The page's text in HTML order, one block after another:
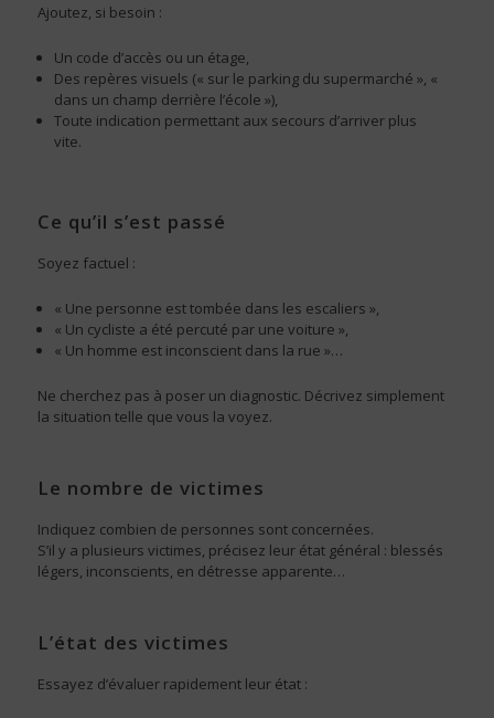
Ajoutez, si besoin :
Un code d’accès ou un étage,
Des repères visuels (« sur le parking du supermarché », «
dans un champ derrière l’école »),
Toute indication permettant aux secours d’arriver plus
vite.
Ce qu’il s’est passé
Soyez factuel :
« Une personne est tombée dans les escaliers »,
« Un cycliste a été percuté par une voiture »,
« Un homme est inconscient dans la rue »…
Ne cherchez pas à poser un diagnostic. Décrivez simplement
la situation telle que vous la voyez.
Le nombre de victimes
Indiquez combien de personnes sont concernées.
S’il y a plusieurs victimes, précisez leur état général : blessés
légers, inconscients, en détresse apparente…
L’état des victimes
Essayez d’évaluer rapidement leur état :